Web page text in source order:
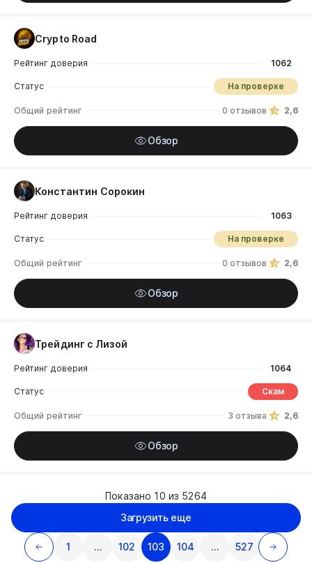
Рейтинг доверия 1062
Crypto Road
Статус На проверке
Общий рейтинг 2,6
0 отзывов
Обзор
Рейтинг доверия 1063
Константин Сорокин
Статус На проверке
Общий рейтинг 2,6
0 отзывов
Обзор
Рейтинг доверия 1064
Трейдинг с Лизой
Статус Скам
Общий рейтинг 2,6
3 отзыва
Обзор
Показано 10 из 5264
1 … 102 103 104 … 527
Загрузить еще